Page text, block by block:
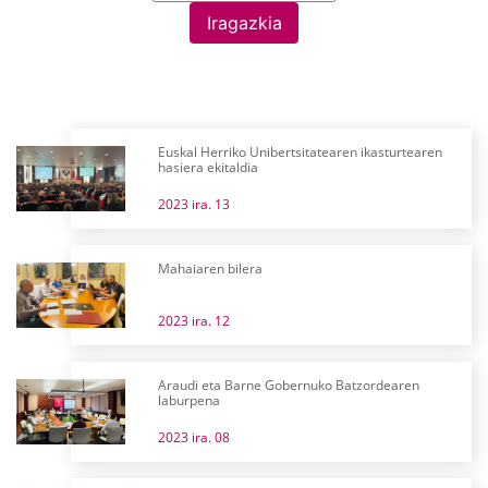
Iragazkia
Euskal Herriko Unibertsitatearen ikasturtearen
hasiera ekitaldia
2023 ira. 13
Mahaiaren bilera
2023 ira. 12
Araudi eta Barne Gobernuko Batzordearen
laburpena
2023 ira. 08